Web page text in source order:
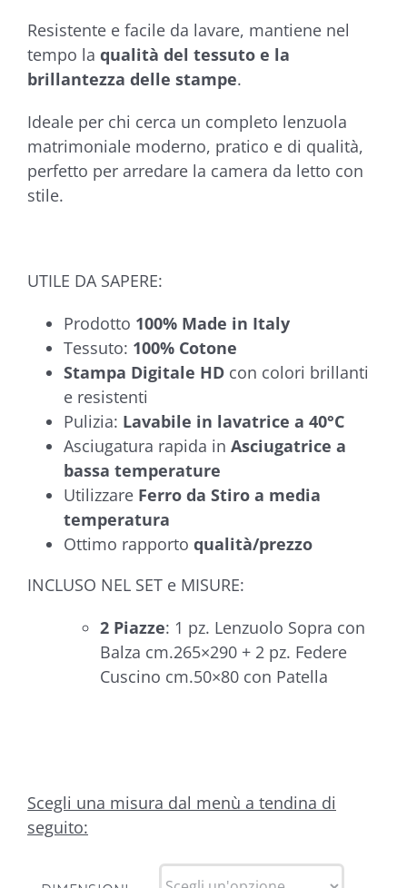
Resistente e facile da lavare, mantiene nel
tempo la qualità del tessuto e la
brillantezza delle stampe.
Ideale per chi cerca un completo lenzuola
matrimoniale moderno, pratico e di qualità,
perfetto per arredare la camera da letto con
stile.
UTILE DA SAPERE:
Prodotto 100% Made in Italy
Tessuto: 100% Cotone
Stampa Digitale HD con colori brillanti
e resistenti
Pulizia: Lavabile in lavatrice a 40°C
Asciugatura rapida in Asciugatrice a
bassa temperature
Utilizzare Ferro da Stiro a media
temperatura
Ottimo rapporto qualità/prezzo
INCLUSO NEL SET e MISURE:
2 Piazze: 1 pz. Lenzuolo Sopra con
Balza cm.265×290 + 2 pz. Federe
Cuscino cm.50×80 con Patella
Scegli una misura dal menù a tendina di
seguito: